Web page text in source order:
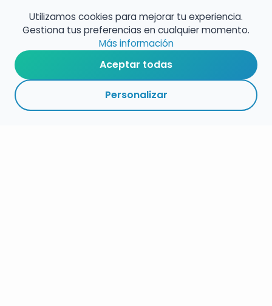
RESUMEN PLAZOS ESPECIALIDAD ENLACES SEGUIR
Utilizamos cookies para mejorar tu experiencia.
Gestiona tus preferencias en cualquier momento.
Más información
Aceptar todas
Personalizar